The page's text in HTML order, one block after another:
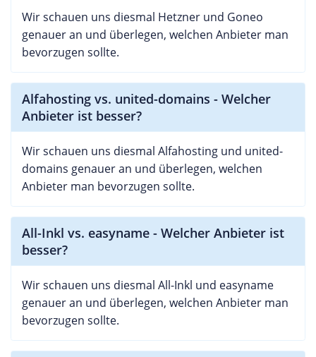
Wir schauen uns diesmal Hetzner und Goneo
genauer an und überlegen, welchen Anbieter man
bevorzugen sollte.
Alfahosting vs. united-domains - Welcher
Anbieter ist besser?
Wir schauen uns diesmal Alfahosting und united-
domains genauer an und überlegen, welchen
Anbieter man bevorzugen sollte.
All-Inkl vs. easyname - Welcher Anbieter ist
besser?
Wir schauen uns diesmal All-Inkl und easyname
genauer an und überlegen, welchen Anbieter man
bevorzugen sollte.